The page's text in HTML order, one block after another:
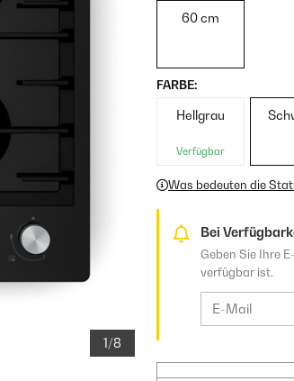
1/8
60 cm
FARBE:
Hellgrau
Verfügbar
Was bedeuten die
Bei
Geben Sie Ihre
verfügbar ist.